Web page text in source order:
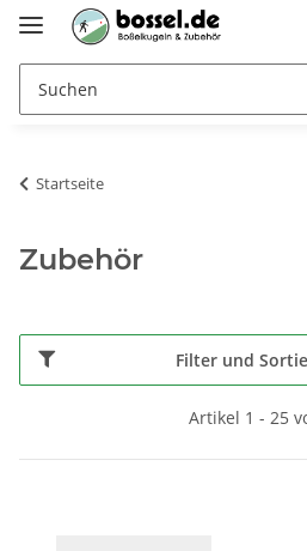
Startseite
Zubehör
Filter und
Artikel 1 - 25